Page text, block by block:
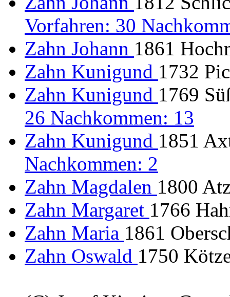
Vorfahren: 30
Zahn Johann 1861
Zahn Kunigund 1732
Zahn Kunigund 1769
26 Nachkommen: 13
Zahn Kunigund 1851
Nachkommen: 2
Zahn Magdalen 1800
Zahn Margaret 1766
Zahn Maria 1861
Zahn Oswald 1750